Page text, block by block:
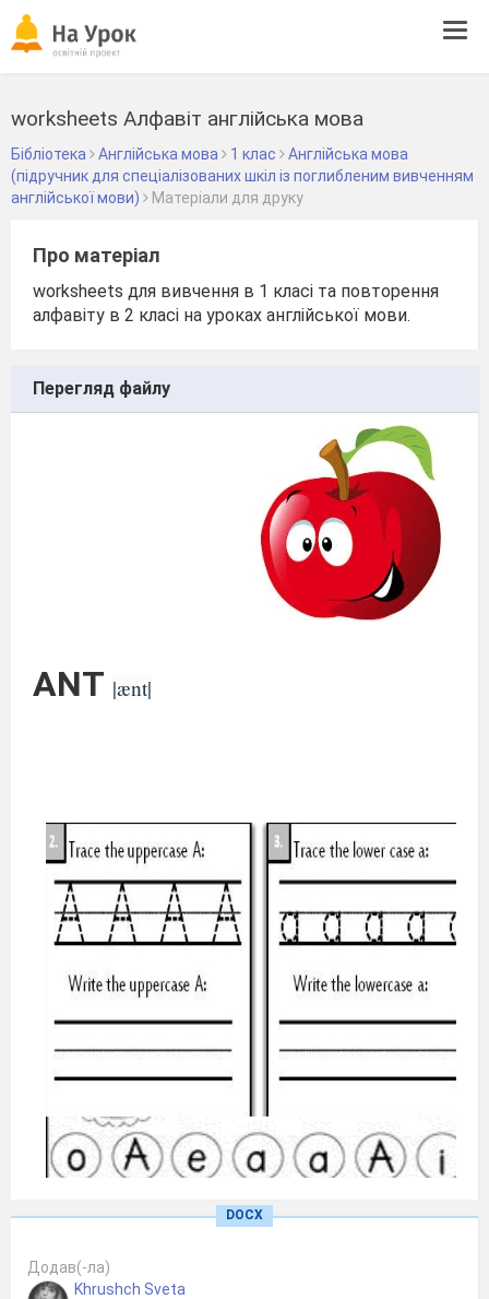
worksheets Алфавіт англійська мова
Бібліотека Англійська мова 1 клас
Англійська мова
(підручник для спеціалізованих шкіл із поглибленим вивченням
англійської мови)
Матеріали для друку
Про матеріал
worksheets для вивчення в 1 класі та повторення
алфавіту в 2 класі на уроках англійської мови.
Перегляд файлу
ANT |ænt|
DOCX
Додав(-ла)
Khrushch Sveta